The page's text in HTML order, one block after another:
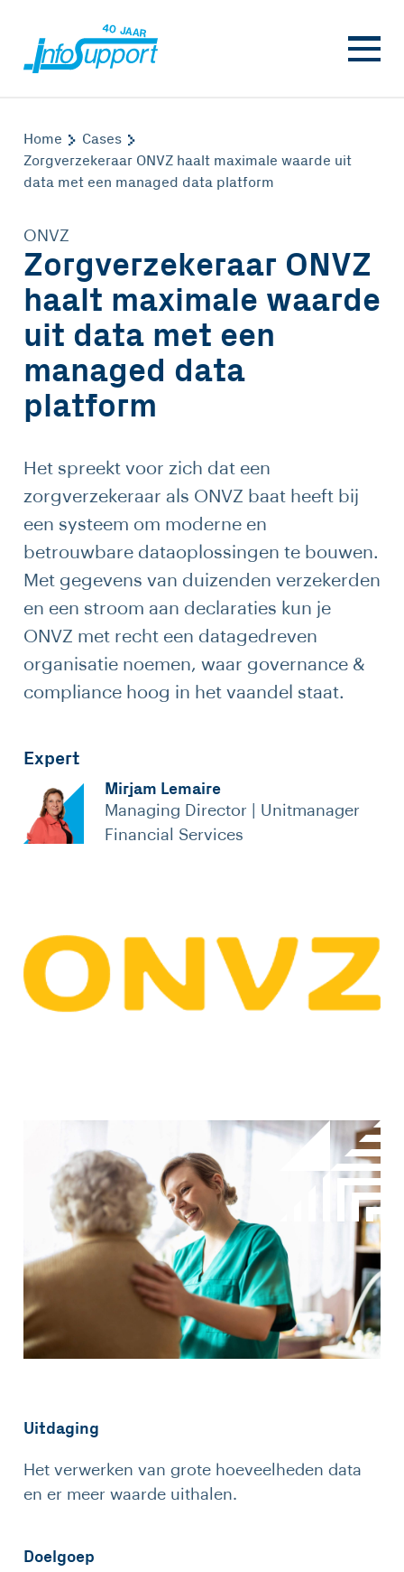
Home
Cases
Zorgverzekeraar ONVZ haalt maximale waarde uit
data met een managed data platform
ONVZ
Zorgverzekeraar ONVZ
haalt maximale waarde
uit data met een
managed data
platform
Het spreekt voor zich dat een
zorgverzekeraar als ONVZ baat heeft bij
een systeem om moderne en
betrouwbare dataoplossingen te bouwen.
Met gegevens van duizenden verzekerden
en een stroom aan declaraties kun je
ONVZ met recht een datagedreven
organisatie noemen, waar governance &
compliance hoog in het vaandel staat.
Expert
Mirjam Lemaire
Managing Director | Unitmanager
Financial Services
Uitdaging
Het verwerken van grote hoeveelheden data
en er meer waarde uithalen.
Doelgoep